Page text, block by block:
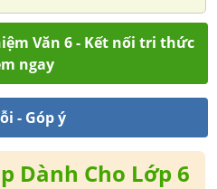
Văn 6 - Kết nối tri thức
ngay
- Góp ý
Dành Cho Lớp 6